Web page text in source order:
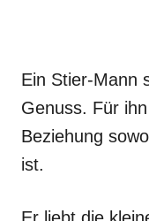
Ein Stier-Mann
Genuss. Für
Beziehung
ist.